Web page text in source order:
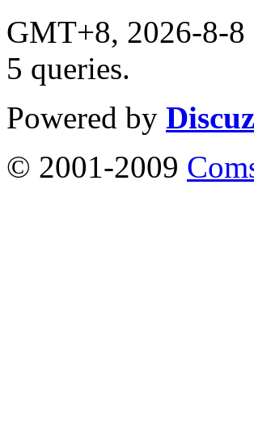
GMT+8, 2026-8-8
5 queries.
Powered by
© 2001-2009